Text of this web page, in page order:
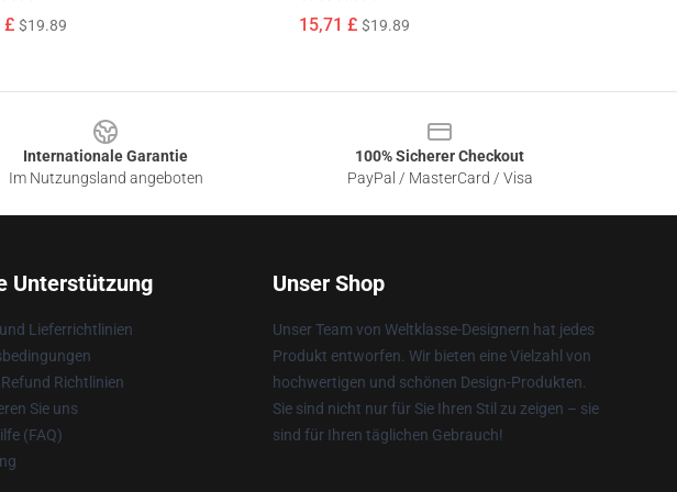
£ $19.89 15,71 £ $19.89
Internationale Garantie
Im Nutzungsland angeboten
100% Sicherer Checkout
PayPal / MasterCard / Visa
Unterstützung
Lieferrichtlinien
Richtlinien
Sie uns
(FAQ)
Unser Shop
Unser Team von Weltklasse-Designern hat jedes
Produkt entworfen. Wir bieten eine Vielzahl von
hochwertigen und schönen Design-Produkten.
Sie sind nicht nur für Sie Ihren Stil zu zeigen – sie
sind für Ihren täglichen Gebrauch!